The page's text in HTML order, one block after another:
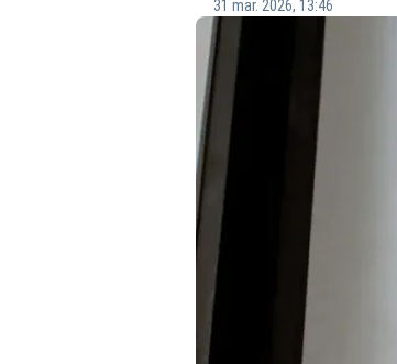
31 mar. 2026, 13:46